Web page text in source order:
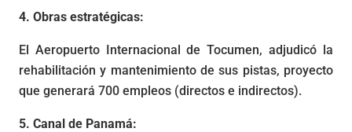
4. Obras estratégicas:
El Aeropuerto Internacional de Tocumen, adjudicó la
rehabilitación y mantenimiento de sus pistas, proyecto
que generará 700 empleos (directos e indirectos).
5. Canal de Panamá: